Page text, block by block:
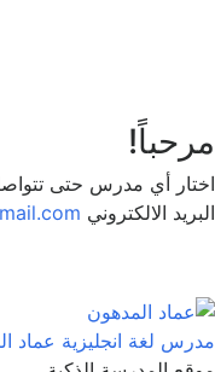
مرحباً!
اختار أي مدرس حتى تتواصل
البريد الالكتروني
مدرس لغة انجليزية عماد